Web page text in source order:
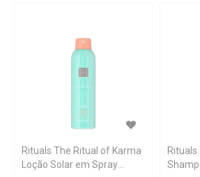
Rituals The Ritual of Karma
Loção Solar em Spray